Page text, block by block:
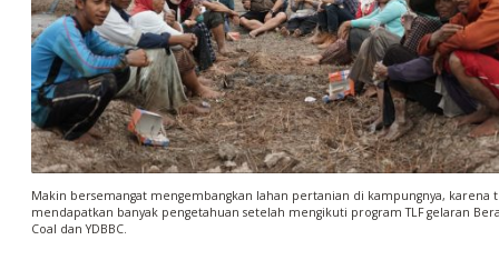
Makin bersemangat mengembangkan lahan pertanian di kampungnya, karena
mendapatkan banyak pengetahuan setelah mengikuti program TLF gelaran
Coal dan YDBBC.